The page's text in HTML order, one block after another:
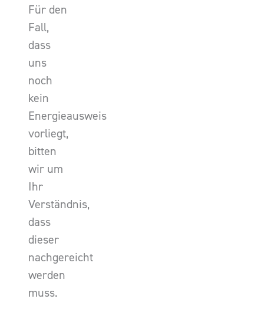
Für den
Fall,
dass
uns
noch
kein
Energieausweis
vorliegt,
bitten
wir um
Ihr
Verständnis,
dass
dieser
nachgereicht
werden
muss.